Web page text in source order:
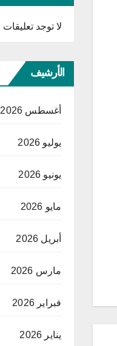
لا توجد
الأرشيف
أغسطس 2026
يوليو 2026
يونيو 2026
مايو 2026
أبريل 2026
مارس 2026
فبراير 2026
يناير 2026